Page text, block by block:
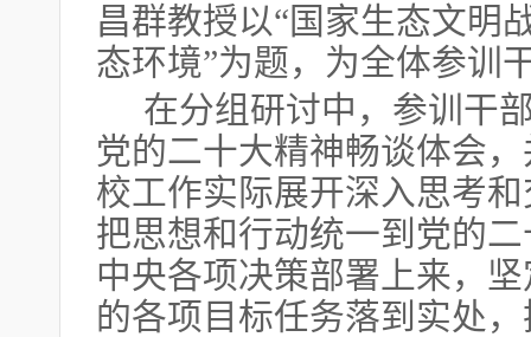
昌群教授以“国家生态文明
态环境”为题，为全体参训
在分组研讨中，参训干
党的二十大精神畅谈体会
校工作实际展开深入思考
把思想和行动统一到党的
中央各项决策部署上来，
的各项目标任务落到实处